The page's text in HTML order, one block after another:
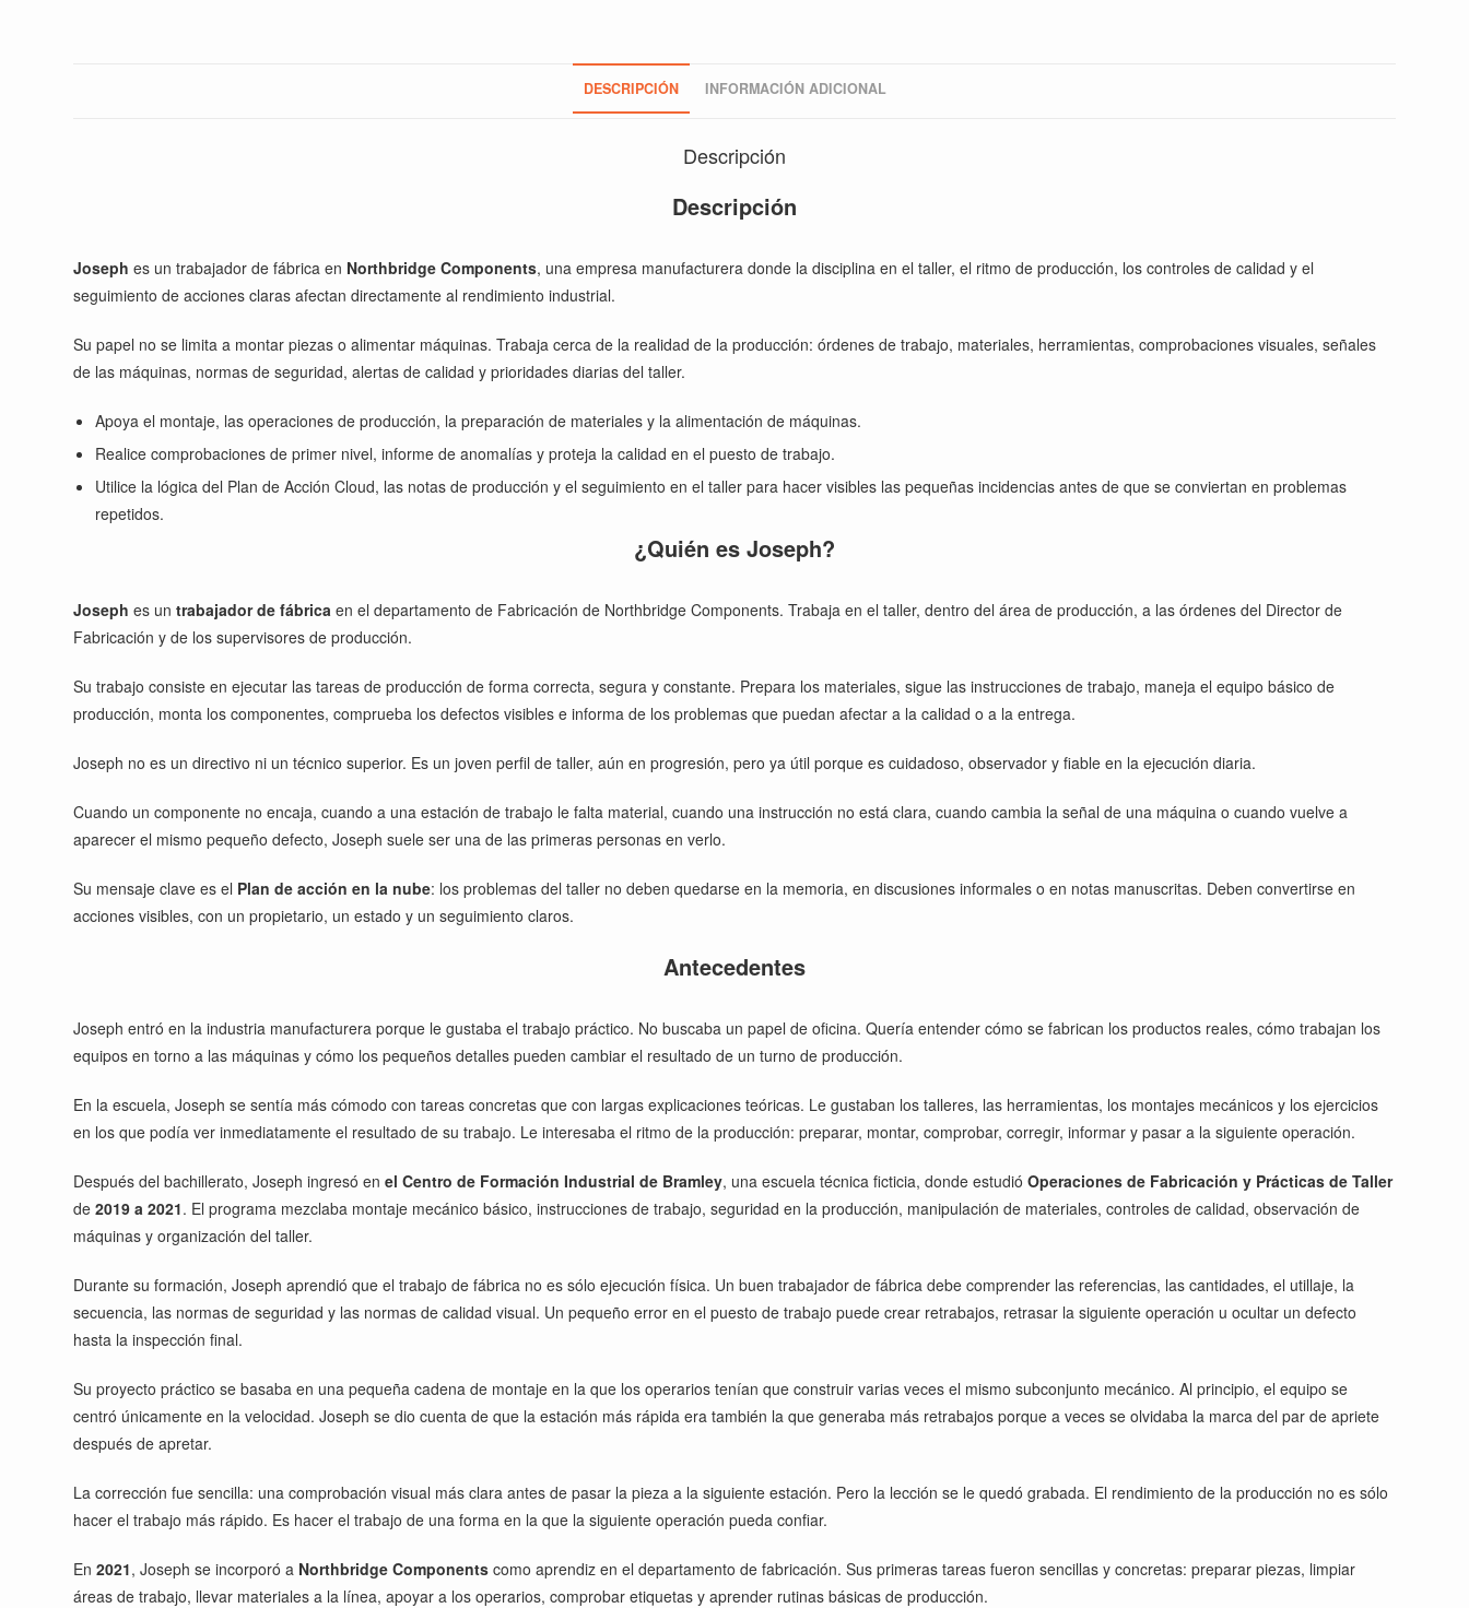
DESCRIPCIÓN INFORMACIÓN ADICIONAL
Descripción
Descripción
Joseph es un trabajador de fábrica en Northbridge Components, una empresa manufacturera donde la disciplina en el taller, el ritmo de producción, los controles de calidad y el
seguimiento de acciones claras afectan directamente al rendimiento industrial.
Su papel no se limita a montar piezas o alimentar máquinas. Trabaja cerca de la realidad de la producción: órdenes de trabajo, materiales, herramientas, comprobaciones visuales, señales
de las máquinas, normas de seguridad, alertas de calidad y prioridades diarias del taller.
Apoya el montaje, las operaciones de producción, la preparación de materiales y la alimentación de máquinas.
Realice comprobaciones de primer nivel, informe de anomalías y proteja la calidad en el puesto de trabajo.
Utilice la lógica del Plan de Acción Cloud, las notas de producción y el seguimiento en el taller para hacer visibles las pequeñas incidencias antes de que se conviertan en problemas
repetidos.
¿Quién es Joseph?
Joseph es untrabajador de fábrica en el departamento de Fabricación de Northbridge Components. Trabaja en el taller, dentro del área de producción, a las órdenes del Director de
Fabricación y de los supervisores de producción.
Su trabajo consiste en ejecutar las tareas de producción de forma correcta, segura y constante. Prepara los materiales, sigue las instrucciones de trabajo, maneja el equipo básico de
producción, monta los componentes, comprueba los defectos visibles e informa de los problemas que puedan afectar a la calidad o a la entrega.
Joseph no es un directivo ni un técnico superior. Es un joven perfil de taller, aún en progresión, pero ya útil porque es cuidadoso, observador y fiable en la ejecución diaria.
Cuando un componente no encaja, cuando a una estación de trabajo le falta material, cuando una instrucción no está clara, cuando cambia la señal de una máquina o cuando vuelve a
aparecer el mismo pequeño defecto, Joseph suele ser una de las primeras personas en verlo.
Su mensaje clave es el Plan de acción en la nube: los problemas del taller no deben quedarse en la memoria, en discusiones informales o en notas manuscritas. Deben convertirse en
acciones visibles, con un propietario, un estado y un seguimiento claros.
Antecedentes
Joseph entró en la industria manufacturera porque le gustaba el trabajo práctico. No buscaba un papel de oficina. Quería entender cómo se fabrican los productos reales, cómo trabajan los
equipos en torno a las máquinas y cómo los pequeños detalles pueden cambiar el resultado de un turno de producción.
En la escuela, Joseph se sentía más cómodo con tareas concretas que con largas explicaciones teóricas. Le gustaban los talleres, las herramientas, los montajes mecánicos y los ejercicios
en los que podía ver inmediatamente el resultado de su trabajo. Le interesaba el ritmo de la producción: preparar, montar, comprobar, corregir, informar y pasar a la siguiente operación.
Después del bachillerato, Joseph ingresó enel Centro de Formación Industrial de Bramley, una escuela técnica ficticia, donde estudióOperaciones de Fabricación y Prácticas de Taller
de2019 a 2021. El programa mezclaba montaje mecánico básico, instrucciones de trabajo, seguridad en la producción, manipulación de materiales, controles de calidad, observación de
máquinas y organización del taller.
Durante su formación, Joseph aprendió que el trabajo de fábrica no es sólo ejecución física. Un buen trabajador de fábrica debe comprender las referencias, las cantidades, el utillaje, la
secuencia, las normas de seguridad y las normas de calidad visual. Un pequeño error en el puesto de trabajo puede crear retrabajos, retrasar la siguiente operación u ocultar un defecto
hasta la inspección final.
Su proyecto práctico se basaba en una pequeña cadena de montaje en la que los operarios tenían que construir varias veces el mismo subconjunto mecánico. Al principio, el equipo se
centró únicamente en la velocidad. Joseph se dio cuenta de que la estación más rápida era también la que generaba más retrabajos porque a veces se olvidaba la marca del par de apriete
después de apretar.
La corrección fue sencilla: una comprobación visual más clara antes de pasar la pieza a la siguiente estación. Pero la lección se le quedó grabada. El rendimiento de la producción no es sólo
hacer el trabajo más rápido. Es hacer el trabajo de una forma en la que la siguiente operación pueda confiar.
En2021, Joseph se incorporó a Northbridge Components como aprendiz en el departamento de fabricación. Sus primeras tareas fueron sencillas y concretas: preparar piezas, limpiar
áreas de trabajo, llevar materiales a la línea, apoyar a los operarios, comprobar etiquetas y aprender rutinas básicas de producción.